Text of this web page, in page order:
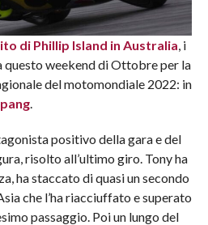
di Phillip Island in Australia, i
weekend di Ottobre per la
del motomondiale 2022: in
.
positivo della gara e del
risolto all’ultimo giro. Tony ha
ha staccato di quasi un secondo
che l’ha riacciuffato e superato
passaggio. Poi un lungo del